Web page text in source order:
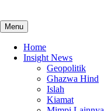
Menu
Home
Insight News
Geopolitik
Ghazwa Hind
Islah
Kiamat